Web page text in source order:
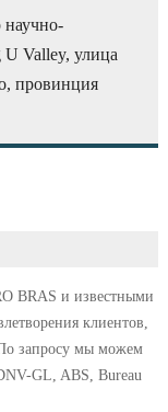
научно-
Valley, улица
провинция
BRAS и известными
клиентов,
запросу мы можем
GL, ABS, Bureau